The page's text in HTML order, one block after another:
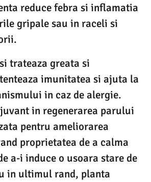
reduce febra si inflamatia
gripale sau in raceli si
trateaza greata si
imunitatea si ajuta la
in caz de alergie.
in regenerarea parului
pentru ameliorarea
proprietatea de a calma
a-i induce o usoara stare de
in ultimul rand, planta